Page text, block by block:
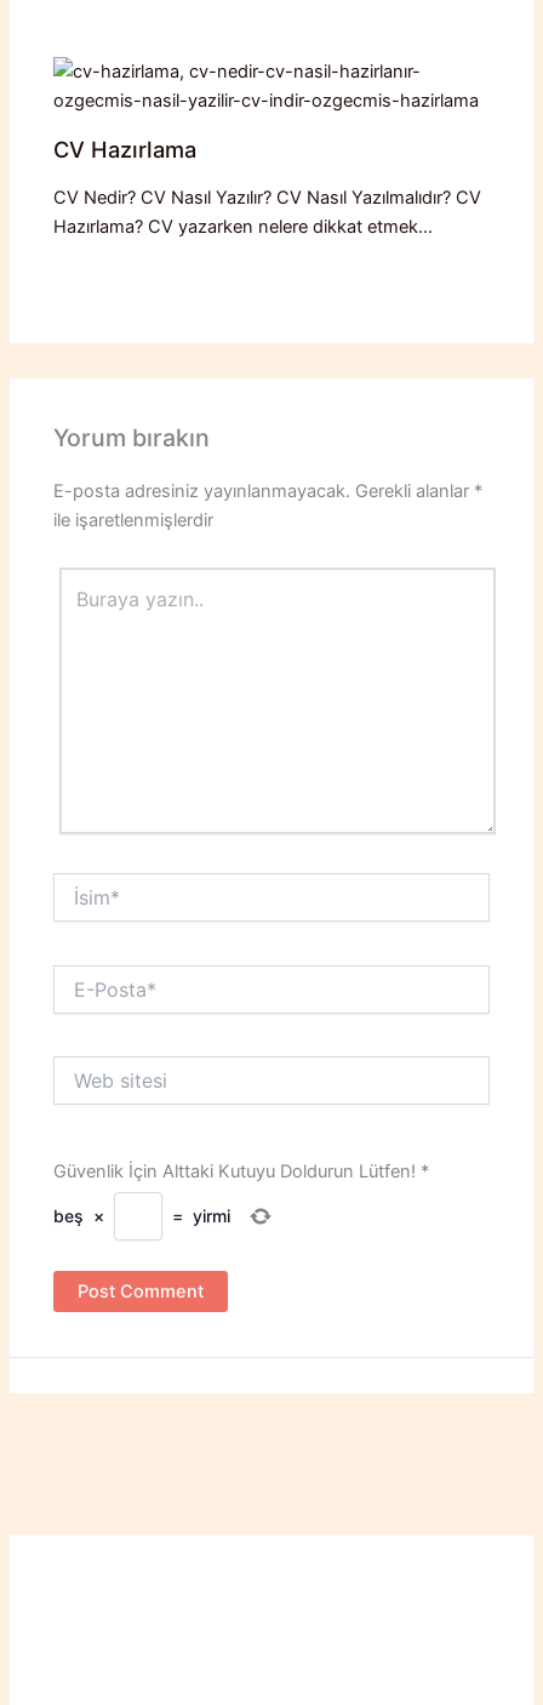
CV Hazırlama
CV Nedir? CV Nasıl Yazılır? CV Nasıl Yazılmalıdır? CV
Hazırlama? CV yazarken nelere dikkat etmek…
Yorum bırakın
E-posta adresiniz yayınlanmayacak. Gerekli alanlar *
ile işaretlenmişlerdir
Buraya
yazın..
İsim*
Posta*
sitesi
Güvenlik İçin Alttaki Kutuyu Doldurun Lütfen! *
beş × = yirmi